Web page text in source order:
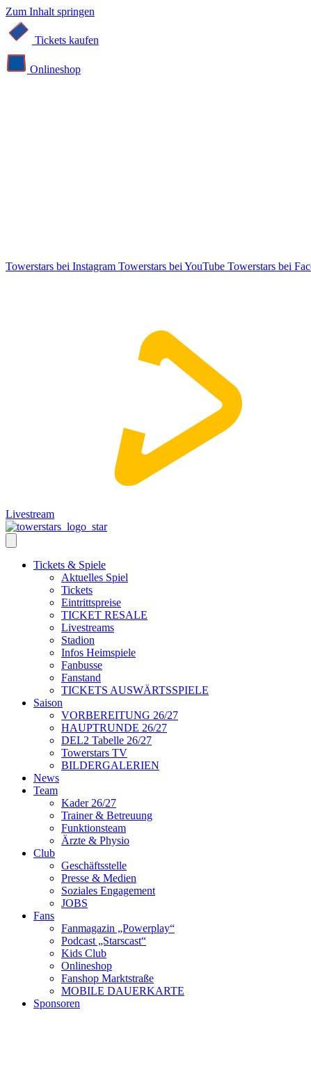
Zum Inhalt springen
Tickets kaufen
Online­shop
Towerstars bei Instagram Towerstars bei YouTube Towerstars bei
Livestream
Tickets & Spiele
Aktuelles Spiel
Tickets
Eintrittspreise
TICKET RESALE
Livestreams
Stadion
Infos Heimspiele
Fanbusse
Fanstand
TICKETS AUSWÄRTSSPIELE
Saison
VORBEREITUNG 26/27
HAUPTRUNDE 26/27
DEL2 Tabelle 26/27
Towerstars TV
BILDERGALERIEN
News
Team
Kader 26/27
Trainer & Betreuung
Funktionsteam
Ärzte & Physio
Club
Geschäftsstelle
Presse & Medien
Soziales Engagement
JOBS
Fans
Fanmagazin „Powerplay“
Podcast „Starscast“
Kids Club
Onlineshop
Fanshop Marktstraße
MOBILE DAUERKARTE
Sponsoren